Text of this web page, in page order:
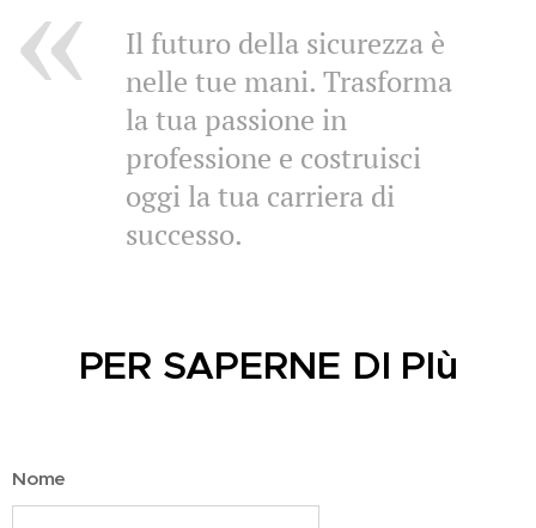
Il futuro della sicurezza è
nelle tue mani. Trasforma
la tua passione in
professione e costruisci
oggi la tua carriera di
successo.
PER SAPERNE DI PIù
Nome